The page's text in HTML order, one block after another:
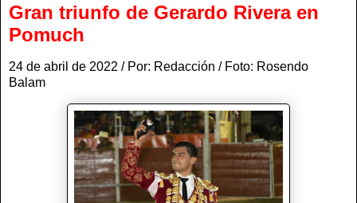
Gran triunfo de Gerardo Rivera en
Pomuch
24 de abril de 2022 / Por: Redacción / Foto: Rosendo
Balam